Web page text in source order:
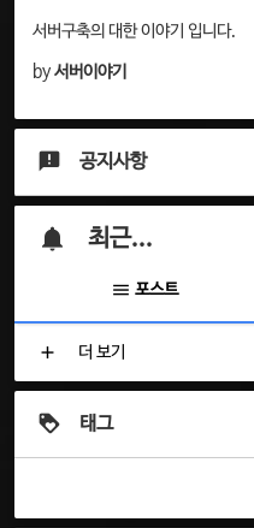
서버구축의 대한 이야기 입니다.
by서버이야기
공지사항
최근...
포스트
더 보기
태그